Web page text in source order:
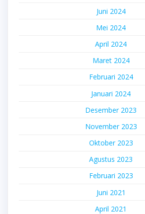
Juni 2024
Mei 2024
April 2024
Maret 2024
Februari 2024
Januari 2024
Desember 2023
November 2023
Oktober 2023
Agustus 2023
Februari 2023
Juni 2021
April 2021